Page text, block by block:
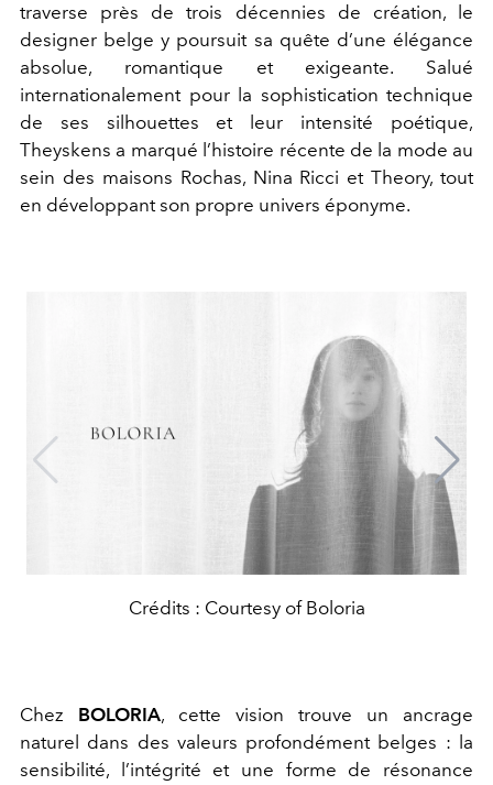
traverse près de trois décennies de création, le
designer belge y poursuit sa quête d’une élégance
absolue, romantique et exigeante. Salué
internationalement pour la sophistication technique
de ses silhouettes et leur intensité poétique,
Theyskens a marqué l’histoire récente de la mode au
sein des maisons Rochas, Nina Ricci etTheory, tout
en développant son propre univers éponyme.
Crédits : Courtesy of Boloria
Chez BOLORIA, cette vision trouve un ancrage
naturel dans des valeurs profondément belges : la
sensibilité, l’intégrité et une forme de résonance